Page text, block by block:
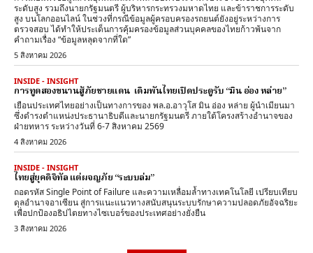
ระดับสูง รวมถึงนายกรัฐมนตรี ผู้บริหารกระทรวงมหาดไทย และข้าราชการระดับ
สูง บนโลกออนไลน์ ในช่วงที่กรณีข้อมูลผู้ครอบครองรถยนต์ยังอยู่ระหว่างการ
ตรวจสอบ ได้ทำให้ประเด็นการคุ้มครองข้อมูลส่วนบุคคลของไทยก้าวพ้นจาก
คำถามเรื่อง “ข้อมูลหลุดจากที่ใด”
5 สิงหาคม 2026
INSIDE - INSIGHT
การทูตสองขนานสู้ภัยชายแดน เดิมพันไทยเปิดประตูรับ “มิน อ่อง หล่าย”
เยือนประเทศไทยอย่างเป็นทางการของ พล.อ.อาวุโส มิน อ่อง หล่าย ผู้นำเมียนมา
ซึ่งดำรงตำแหน่งประธานาธิบดีและนายกรัฐมนตรี ภายใต้โครงสร้างอำนาจของ
ฝ่ายทหาร ระหว่างวันที่ 6-7 สิงหาคม 2569
4 สิงหาคม 2026
INSIDE - INSIGHT
ไทยสู่ยุคดิจิทัล แต่ผจญภัย “ระบบล่ม”
ถอดรหัส Single Point of Failure และความเหลื่อมล้ำทางเทคโนโลยี เปรียบเทียบ
ดุลอำนาจอาเซียน สู่การแนะแนวทางสนับสนุนระบบรักษาความปลอดภัยอัจฉริยะ
เพื่อปกป้องอธิปไตยทางไซเบอร์ของประเทศอย่างยั่งยืน
3 สิงหาคม 2026